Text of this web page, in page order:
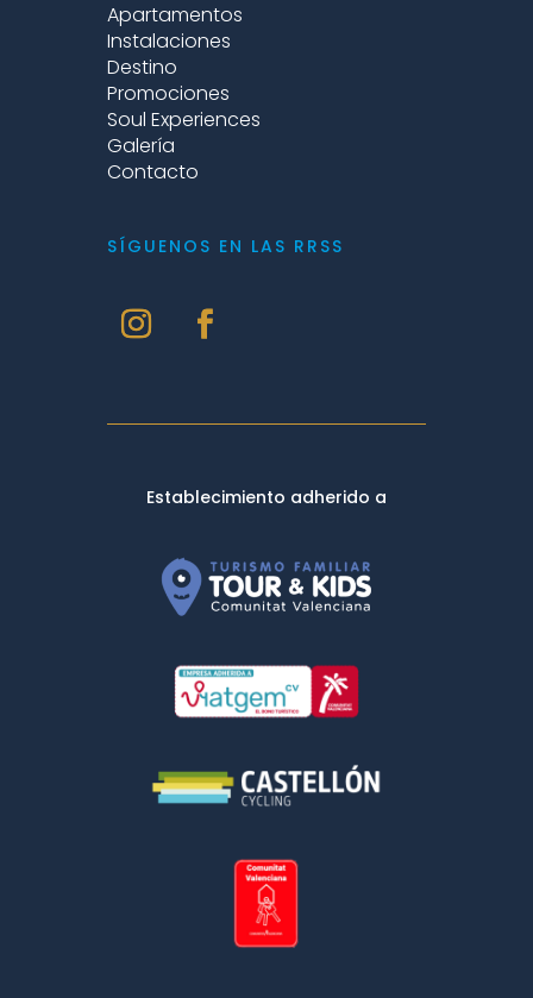
Apartamentos
Instalaciones
Destino
Promociones
Soul Experiences
Galería
Contacto
SÍGUENOS EN LAS RRSS
Establecimiento adherido a